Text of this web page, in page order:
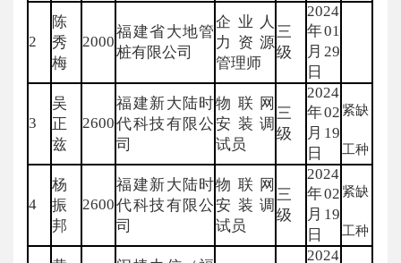
2
陈
秀
梅
2000
福建省大地管
桩有限公司
企业人
力资源
管理师
三
级
2024
年01
月29
日
3
吴
正
兹
2600
福建新大陆时
代科技有限公
司
物联网
安装调
试员
三
级
2024
年02
月19
日
紧缺
工种
4
杨
振
邦
2600
福建新大陆时
代科技有限公
司
物联网
安装调
试员
三
级
2024
年02
月19
日
紧缺
工种
2024